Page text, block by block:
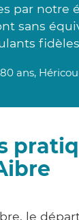
par notre
sans
80 ans,
le